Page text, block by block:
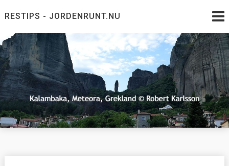
toRESTIPS - JORDENRUNT.NU
Jordenrunt.nu
Tusen Restips från hela världen